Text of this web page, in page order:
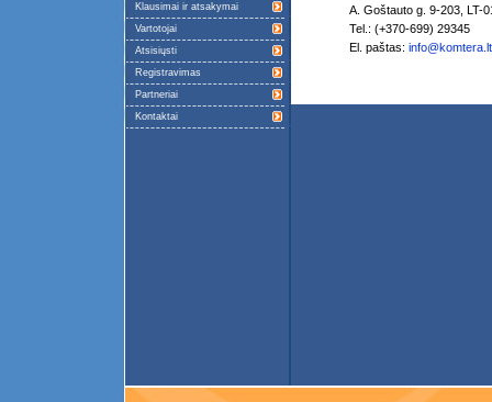
Klausimai ir atsakymai
Vartotojai
Atsisiųsti
Registravimas
Partneriai
Kontaktai
A. Goštauto g. 9-203, LT-
Tel.: (+370-699) 29345
El. paštas: info@komtera.lt